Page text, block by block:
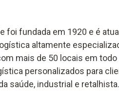
foi fundada em 1920 e é
altamente
mais de 50 locais em
personalizados para
saúde, industrial e retalhista.